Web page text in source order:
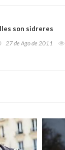
son sidreres
27 de Ago de 2011